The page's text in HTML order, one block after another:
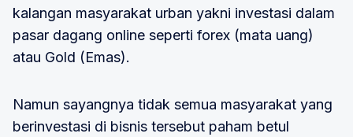
kalangan masyarakat urban yakni investasi dalam
pasar dagang online seperti forex (mata uang)
atau Gold (Emas).
Namun sayangnya tidak semua masyarakat yang
berinvestasi di bisnis tersebut paham betul